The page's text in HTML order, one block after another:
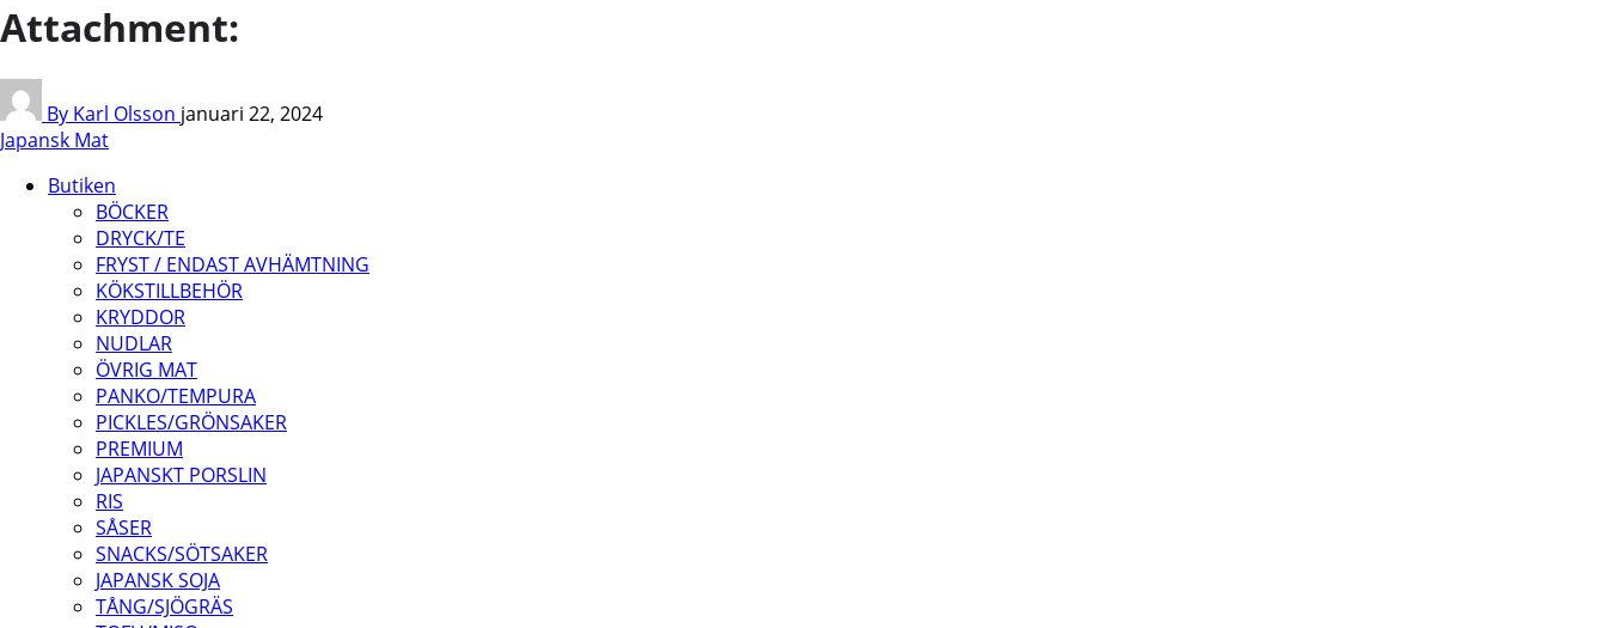
Attachment:
By Karl Olsson januari 22, 2024
Japansk Mat
Butiken
BÖCKER
DRYCK/TE
FRYST / ENDAST AVHÄMTNING
KÖKSTILLBEHÖR
KRYDDOR
NUDLAR
ÖVRIG MAT
PANKO/TEMPURA
PICKLES/GRÖNSAKER
PREMIUM
JAPANSKT PORSLIN
RIS
SÅSER
SNACKS/SÖTSAKER
JAPANSK SOJA
TÅNG/SJÖGRÄS